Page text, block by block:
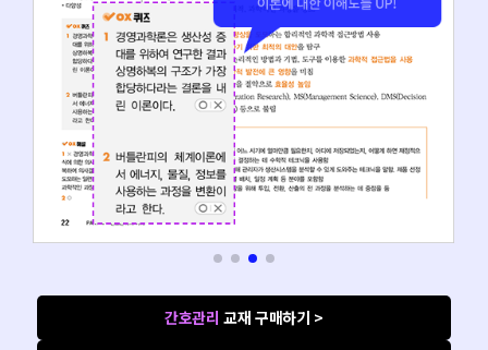
간호관리 교재 구매하기 >